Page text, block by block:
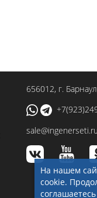
656012, г. Барнаул
sale@ingenerseti.ru
На нашем
cookie.